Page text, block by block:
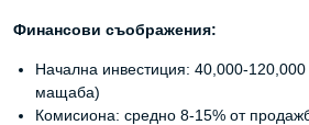
Финансови съображения:
Начална инвестиция: 40,000-120,000
мащаба)
Комисиона: средно 8-15% от